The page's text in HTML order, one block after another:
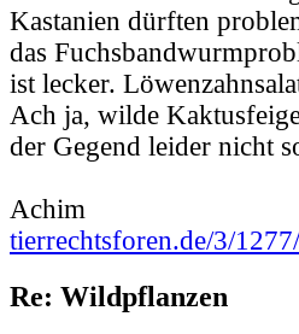
Kastanien dürften
das
ist lecker.
Ach ja, wilde
der Gegend leider nicht
Achim
tierrechtsforen.de/3/
Re: Wildpflanzen